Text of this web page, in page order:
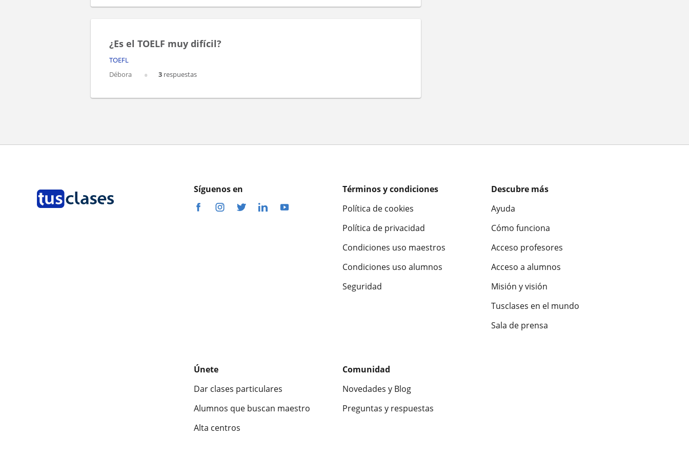
¿Es el TOELF muy difícil?
TOEFL
Débora
3 respuestas
Síguenos en
Términos y condiciones
Política de cookies
Política de privacidad
Condiciones uso maestros
Condiciones uso alumnos
Seguridad
Descubre más
Ayuda
Cómo funciona
Acceso profesores
Acceso a alumnos
Misión y visión
Tusclases en el mundo
Sala de prensa
Únete
Dar clases particulares
Alumnos que buscan maestro
Alta centros
Comunidad
Novedades y Blog
Preguntas y respuestas